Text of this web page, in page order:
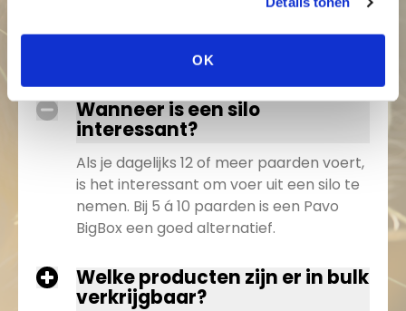
OK
Wanneer is een silo
interessant?
Als je dagelijks 12 of meer paarden voert,
is het interessant om voer uit een silo te
nemen. Bij 5 á 10 paarden is een Pavo
BigBox een goed alternatief.
Welke producten zijn er in bulk
verkrijgbaar?